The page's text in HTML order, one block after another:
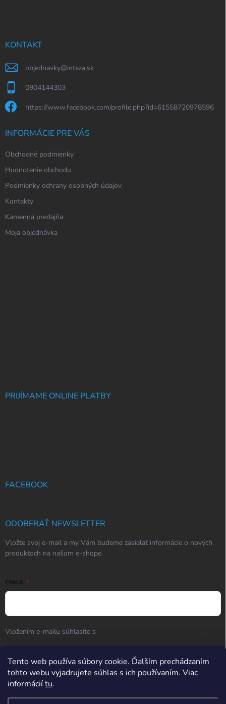
Tento web používa súbory cookie. Ďalším prechádzaním
tohto webu vyjadrujete súhlas s ich používaním. Viac
informáciítu.
KONTAKT
objednavky@inteza.sk
0904144303
https://www.facebook.com/profile.php?id=61558720978596
INFORMÁCIE PRE VÁS
Obchodné podmienky
Hodnotenie obchodu
Podmienky ochrany osobných údajov
Kontakty
Kamenná predajňa
Moja objednávka
PRIJÍMAME ONLINE PLATBY
FACEBOOK
ODOBERAŤ NEWSLETTER
Vložte svoj e-mail a my Vám budeme zasielať informácie o nových
produktoch na našom e-shope.
EMAIL
Vložením e-mailu súhlasíte s
Prihlásiť sa
Hodnotenie obchodu